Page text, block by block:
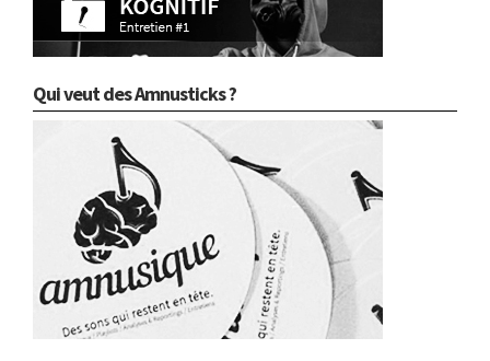
Qui veut des Amnusticks ?